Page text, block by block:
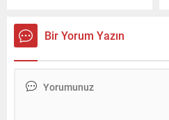
karşısında anonsta bulundu.
Belediye vatandaşlardan
güneşe ateş etmemelerini
Bir Yorum Yazın